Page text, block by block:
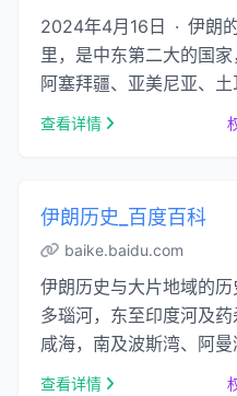
2024年4月16日 · 伊朗
里，是中东第二大的国家
阿塞拜疆、亚美尼亚、
阿富汗等 ......
查看详情
伊朗历史_百度百科
baike.baidu.com
伊朗历史与大片地域的
多瑙河，东至印度河及
咸海，南及波斯湾、阿
自青铜时代初期起便是
查看详情